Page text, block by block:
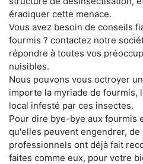
éradiquer cette menace.
Vous avez besoin de conseils
fourmis ? contactez notre
répondre à toutes vos
nuisibles.
Nous pouvons vous octroyer
importe la myriade de fourmis,
local infesté par ces insectes.
Pour dire bye-bye aux fourmis
qu'elles peuvent engendrer,
professionnels ont déjà fait
faites comme eux, pour votre